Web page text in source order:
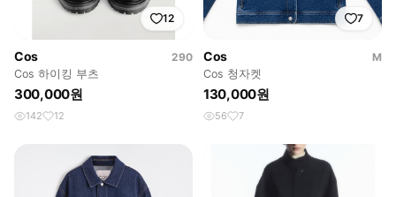
12
Cos
290
Cos 하이킹 부츠
300,000원
142 12
7
Cos
M
Cos 청자켓
130,000원
56 7